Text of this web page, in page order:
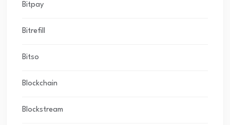
Bitpay
Bitrefill
Bitso
Blockchain
Blockstream